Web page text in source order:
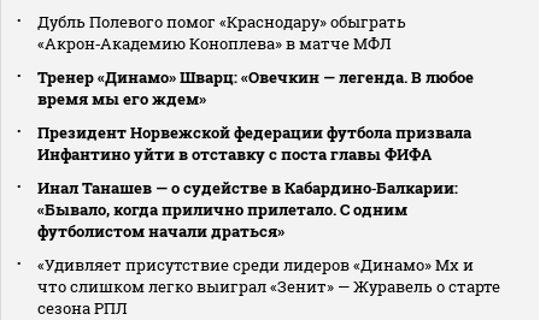
Дубль Полевого помог «Краснодару» обыграть
«Акрон‑Академию Коноплева» в матче МФЛ
Тренер «Динамо» Шварц: «Овечкин — легенда. В любое
время мы его ждем»
Президент Норвежской федерации футбола призвала
Инфантино уйти в отставку с поста главы ФИФА
Инал Танашев — о судействе в Кабардино‑Балкарии:
«Бывало, когда прилично прилетало. С одним
футболистом начали драться»
«Удивляет присутствие среди лидеров «Динамо» Мх и
что слишком легко выиграл «Зенит» — Журавель о старте
сезона РПЛ